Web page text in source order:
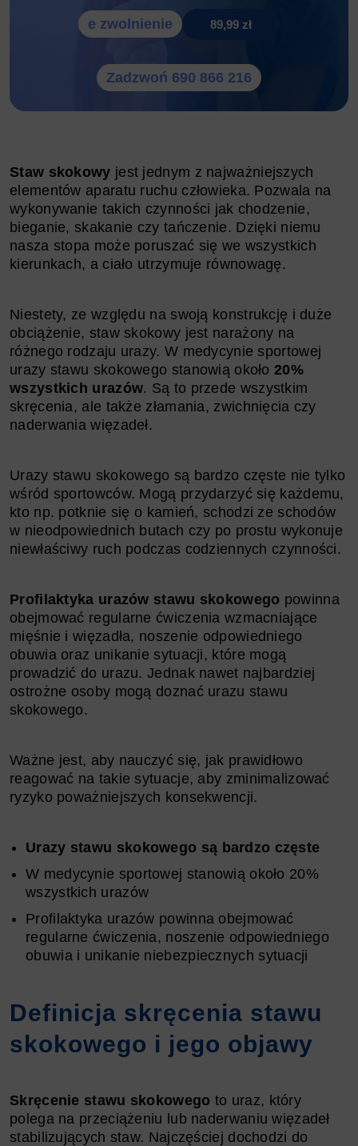
e zwolnienie 89,99 zł
Zadzwoń 690 866 216
Staw skokowy jest jednym z najważniejszych
elementów aparatu ruchu człowieka. Pozwala na
wykonywanie takich czynności jak chodzenie,
bieganie, skakanie czy tańczenie. Dzięki niemu
nasza stopa może poruszać się we wszystkich
kierunkach, a ciało utrzymuje równowagę.
Niestety, ze względu na swoją konstrukcję i duże
obciążenie, staw skokowy jest narażony na
różnego rodzaju urazy. W medycynie sportowej
urazy stawu skokowego stanowią około20%
wszystkich urazów. Są to przede wszystkim
skręcenia, ale także złamania, zwichnięcia czy
naderwania więzadeł.
Urazy stawu skokowego są bardzo częste nie tylko
wśród sportowców. Mogą przydarzyć się każdemu,
kto np. potknie się o kamień, schodzi ze schodów
w nieodpowiednich butach czy po prostu wykonuje
niewłaściwy ruch podczas codziennych czynności.
Profilaktyka urazów stawu skokowego powinna
obejmować regularne ćwiczenia wzmacniające
mięśnie i więzadła, noszenie odpowiedniego
obuwia oraz unikanie sytuacji, które mogą
prowadzić do urazu. Jednak nawet najbardziej
ostrożne osoby mogą doznać urazu stawu
skokowego.
Ważne jest, aby nauczyć się, jak prawidłowo
reagować na takie sytuacje, aby zminimalizować
ryzyko poważniejszych konsekwencji.
Urazy stawu skokowego są bardzo częste
W medycynie sportowej stanowią około 20%
wszystkich urazów
Profilaktyka urazów powinna obejmować
regularne ćwiczenia, noszenie odpowiedniego
obuwia i unikanie niebezpiecznych sytuacji
Definicja skręcenia stawu
skokowego i jego objawy
Skręcenie stawu skokowego to uraz, który
polega na przeciążeniu lub naderwaniu więzadeł
stabilizujących staw. Najczęściej dochodzi do